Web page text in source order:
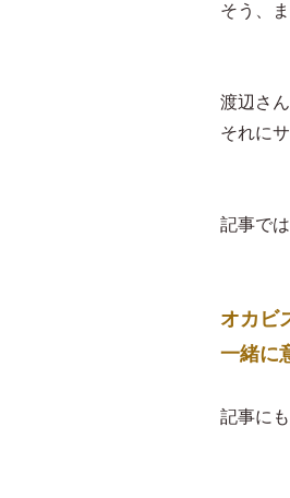
そう、
渡辺さ
それに
記事で
オカビ
一緒に
記事に